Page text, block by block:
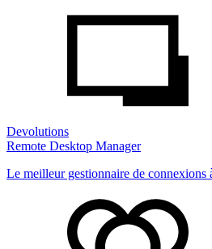
Devolutions
Remote Desktop Manager
Le meilleur gestionnaire de connexions